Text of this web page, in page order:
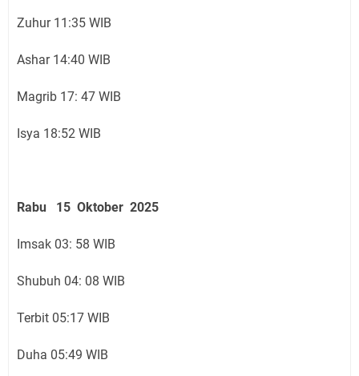
Zuhur 11:35 WIB
Ashar 14:40 WIB
Magrib 17: 47 WIB
Isya 18:52 WIB
Rabu 15 Oktober 2025
Imsak 03: 58 WIB
Shubuh 04: 08 WIB
Terbit 05:17 WIB
Duha 05:49 WIB